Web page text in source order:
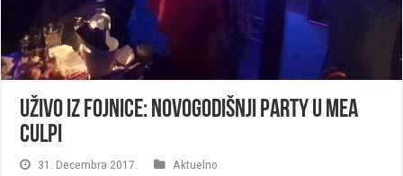
Uživo iz Fojnice: Novogodišnji party u Mea
Culpi
31. Decembra 2017. Aktuelno